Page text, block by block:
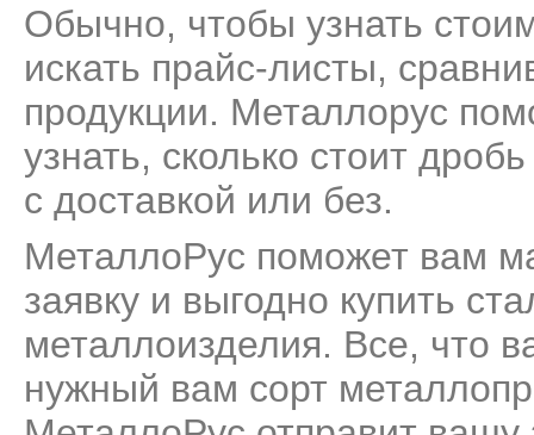
Обычно, чтобы узнать
искать прайс-листы,
продукции. Металлорус
узнать, сколько стоит
с доставкой или без.
МеталлоРус поможет вам
заявку и выгодно купить
металлоизделия. Все, что
нужный вам сорт